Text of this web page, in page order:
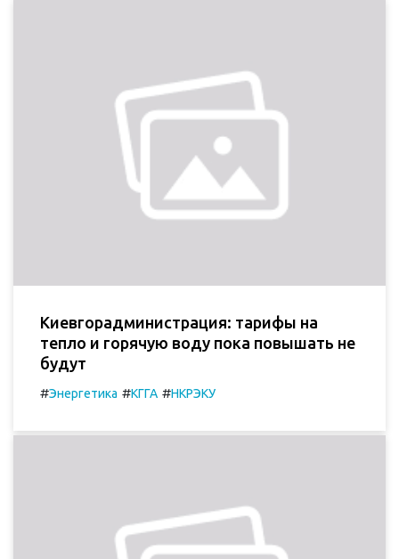
Киевгорадминистрация: тарифы на
тепло и горячую воду пока повышать не
будут
#Энергетика #КГГА #НКРЭКУ